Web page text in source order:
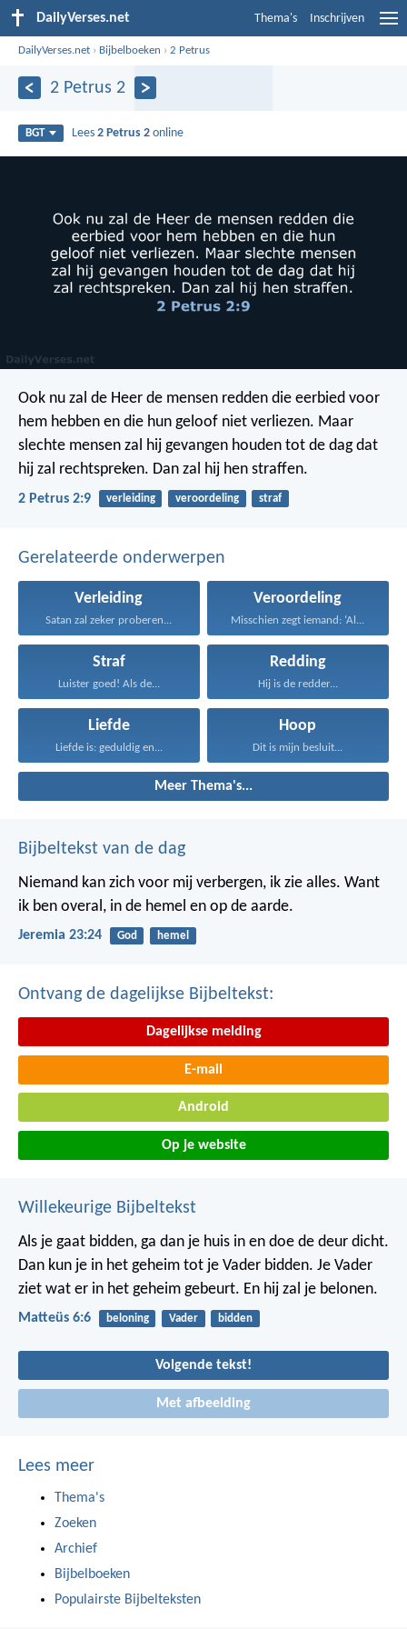
DailyVerses.net Thema's Inschrijven
DailyVerses.net › Bijbelboeken ›2 Petrus
2 Petrus 2
BGT Lees2 Petrus 2 online
Ook nu zal de Heer de mensen redden die eerbied voor
hem hebben en die hun geloof niet verliezen. Maar
slechte mensen zal hij gevangen houden tot de dag dat
hij zal rechtspreken. Dan zal hij hen straffen.
2 Petrus 2:9 verleiding veroordeling straf
Gerelateerde onderwerpen
Verleiding
Satan zal zeker proberen...
Veroordeling
Misschien zegt iemand: ‘Al...
Straf
Luister goed! Als de...
Redding
Hij is de redder...
Liefde
Liefde is: geduldig en...
Hoop
Dit is mijn besluit...
Meer Thema's...
Bijbeltekst van de dag
Niemand kan zich voor mij verbergen, ik zie alles. Want
ik ben overal, in de hemel en op de aarde.
Jeremia 23:24 God hemel
Ontvang de dagelijkse Bijbeltekst:
Dagelijkse melding
E-mail
Android
Op je website
Willekeurige Bijbeltekst
Als je gaat bidden, ga dan je huis in en doe de deur dicht.
Dan kun je in het geheim tot je Vader bidden. Je Vader
ziet wat er in het geheim gebeurt. En hij zal je belonen.
Matteüs 6:6 beloning Vader bidden
Volgende tekst!
Met afbeelding
Lees meer
Thema's
Zoeken
Archief
Bijbelboeken
Populairste Bijbelteksten